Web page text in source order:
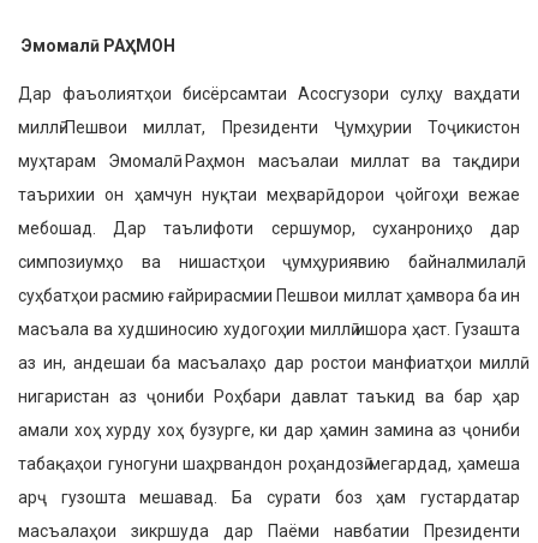
Эмомалӣ РАҲМОН
Дар фаъолиятҳои бисёрсамтаи Асосгузори сулҳу ваҳдати
миллӣ-Пешвои миллат, Президенти Ҷумҳурии Тоҷикистон
муҳтарам Эмомалӣ Раҳмон масъалаи миллат ва тақдири
таърихии он ҳамчун нуқтаи меҳварӣ дорои ҷойгоҳи вежае
мебошад. Дар таълифоти сершумор, суханрониҳо дар
симпозиумҳо ва нишастҳои ҷумҳуриявию байналмилалӣ,
суҳбатҳои расмию ғайрирасмии Пешвои миллат ҳамвора ба ин
масъала ва худшиносию худогоҳии миллӣ ишора ҳаст. Гузашта
аз ин, андешаи ба масъалаҳо дар ростои манфиатҳои миллӣ
нигаристан аз ҷониби Роҳбари давлат таъкид ва бар ҳар
амали хоҳ хурду хоҳ бузурге, ки дар ҳамин замина аз ҷониби
табақаҳои гуногуни шаҳрвандон роҳандозӣ мегардад, ҳамеша
арҷ гузошта мешавад. Ба сурати боз ҳам густардатар
масъалаҳои зикршуда дар Паёми навбатии Президенти